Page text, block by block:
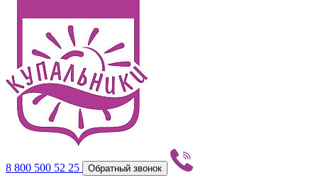
8 800 500 52 25 Обратный звонок